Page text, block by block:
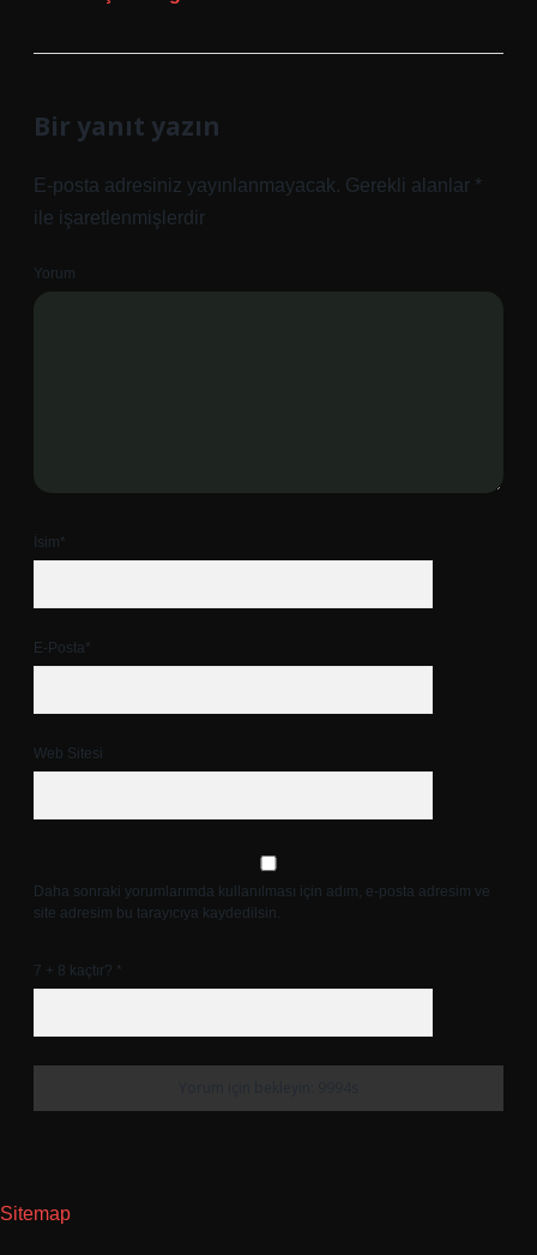
Bir yanıt yazın
E-posta adresiniz yayınlanmayacak. Gerekli alanlar *
ile işaretlenmişlerdir
Yorum
İsim*
E-Posta*
Web Sitesi
Daha sonraki yorumlarımda kullanılması için adım, e-posta adresim ve
site adresim bu tarayıcıya kaydedilsin.
7 + 8 kaçtır? *
Sitemap